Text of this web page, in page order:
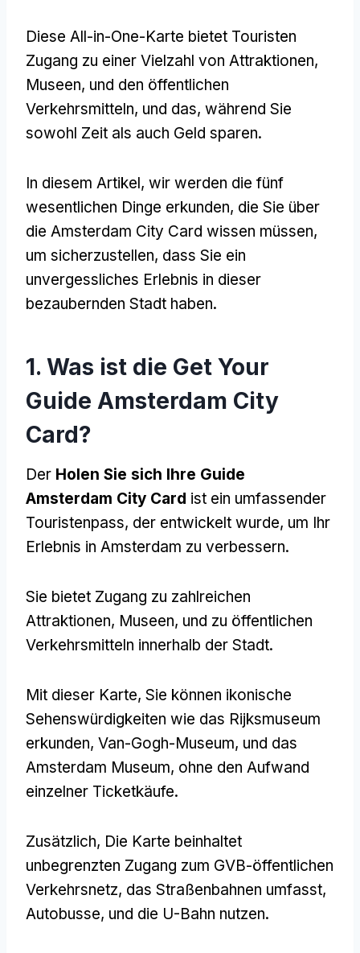
Diese All-in-One-Karte bietet Touristen
Zugang zu einer Vielzahl von Attraktionen,
Museen, und den öffentlichen
Verkehrsmitteln, und das, während Sie
sowohl Zeit als auch Geld sparen.
In diesem Artikel, wir werden die fünf
wesentlichen Dinge erkunden, die Sie über
die Amsterdam City Card wissen müssen,
um sicherzustellen, dass Sie ein
unvergessliches Erlebnis in dieser
bezaubernden Stadt haben.
1. Was ist die Get Your
Guide Amsterdam City
Card?
Der Holen Sie sich Ihre Guide
Amsterdam City Card ist ein umfassender
Touristenpass, der entwickelt wurde, um Ihr
Erlebnis in Amsterdam zu verbessern.
Sie bietet Zugang zu zahlreichen
Attraktionen, Museen, und zu öffentlichen
Verkehrsmitteln innerhalb der Stadt.
Mit dieser Karte, Sie können ikonische
Sehenswürdigkeiten wie das Rijksmuseum
erkunden, Van-Gogh-Museum, und das
Amsterdam Museum, ohne den Aufwand
einzelner Ticketkäufe.
Zusätzlich, Die Karte beinhaltet
unbegrenzten Zugang zum GVB-öffentlichen
Verkehrsnetz, das Straßenbahnen umfasst,
Autobusse, und die U-Bahn nutzen.